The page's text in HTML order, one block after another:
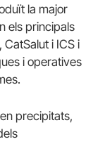
la major
els principals
i ICS i
i operatives
precipitats,